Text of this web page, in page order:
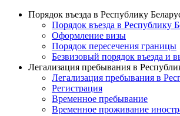
Порядок въезда в Республику
Порядок въезда в Республику
Оформление визы
Порядок пересечения границы
Безвизовый порядок въезда и
Легализация пребывания в
Легализация пребывания в
Регистрация
Временное пребывание
Временное проживание